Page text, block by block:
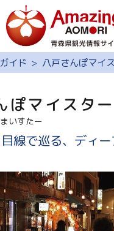
イド 八戸さんぽマイ
ぽマイスター
いすたー
線で巡る、ディ